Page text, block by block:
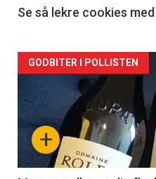
2
Se så lekre cookies
Forsiden
akkurat
nå+
GODBITER I POLLISTEN